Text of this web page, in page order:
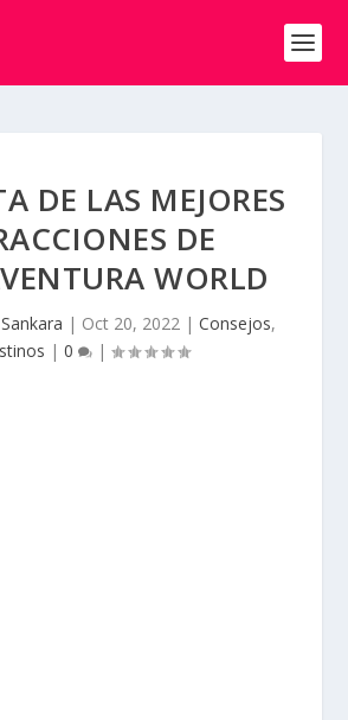
DE LAS MEJORES
DE
WORLD
Sankara | Oct 20, 2022| Consejos,
| 0 |